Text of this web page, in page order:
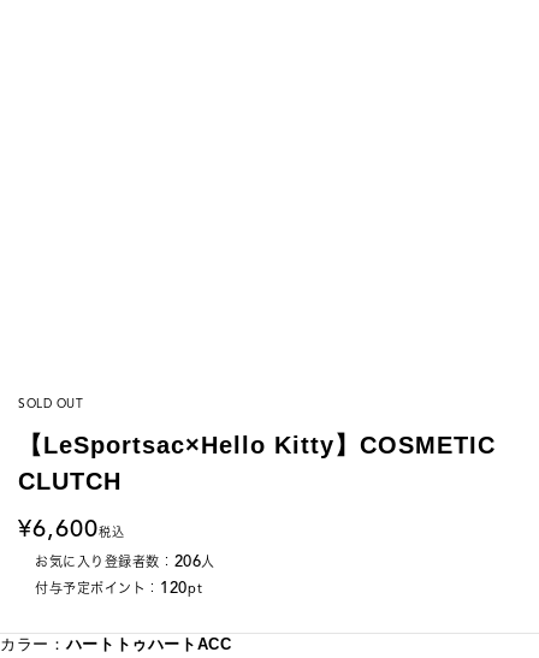
SOLD OUT
【LeSportsac×Hello Kitty】COSMETIC
CLUTCH
6,600税込
お気に入り登録者数： 206人
付与予定ポイント： 120pt
カラー： ハートトゥハートACC